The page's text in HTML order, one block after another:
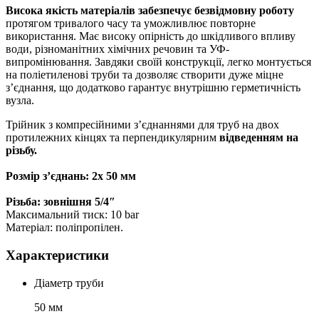
Висока якість матеріалів забезпечує безвідмовну роботу
протягом тривалого часу та уможливлює повторне
використання. Має високу опірність до шкідливого впливу
води, різноманітних хімічних речовин та УФ-
випромінювання. Завдяки своїй конструкції, легко монтується
на поліетиленові труби та дозволяє створити дуже міцне
з’єднання, що додатково гарантує внутрішню герметичність
вузла.
Трійник з компресійними з’єднаннями для труб на двох
протилежних кінцях та перпендикулярним відведенням на
різьбу.
Розмір з’єднань: 2х 50 мм
Різьба: зовнішня 5/4″
Максимальний тиск: 10 bar
Матеріал: поліпропілен.
Характеристики
Діаметр труби
50 мм